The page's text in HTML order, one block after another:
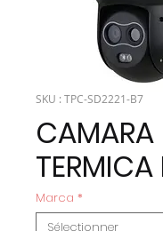
SKU : TPC-SD2221-B7
CAMARA
TERMICA
Marca *